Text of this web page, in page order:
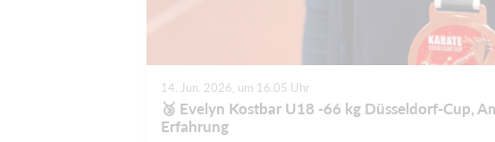
14. Jun. 2026, um 16.05 Uhr
🥉 Evelyn Kostbar U18 -66 kg Düsseldorf-Cup,
Erfahrung